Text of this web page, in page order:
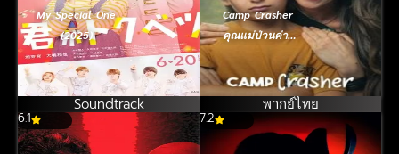
My Special One
(2025)
Soundtrack
Camp Crasher
คุณแม่ป่วนค่าย
(2024)
พากย์ไทย
6.1 7.2